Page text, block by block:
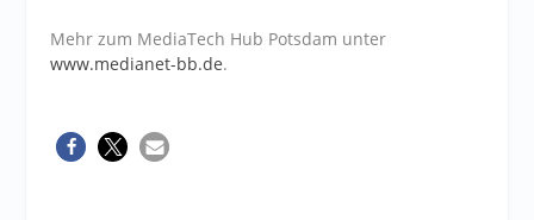
Mehr zum MediaTech Hub Potsdam unter
www.medianet-bb.de.